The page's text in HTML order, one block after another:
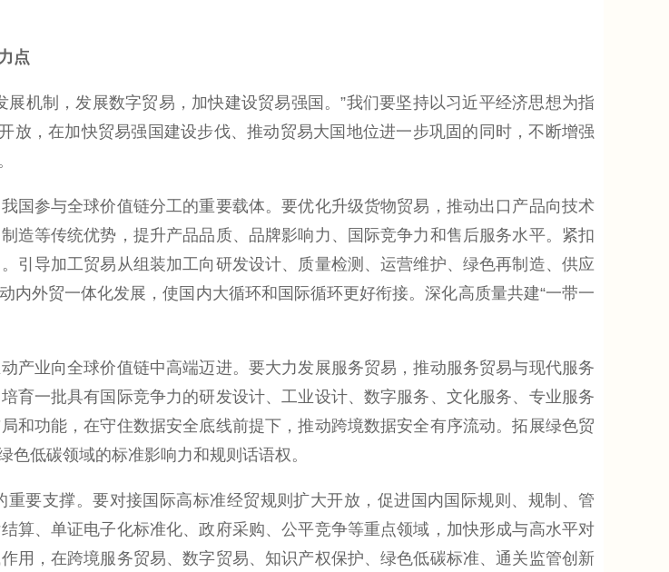
点
制，发展数字贸易，加快建设贸易强国。”我们要坚持以习近平经济思想为指
放，在加快贸易强国建设步伐、推动贸易大国地位进一步巩固的同时，不断增强
参与全球价值链分工的重要载体。要优化升级货物贸易，推动出口产品向技术
造等传统优势，提升产品品质、品牌影响力、国际竞争力和售后服务水平。紧扣
引导加工贸易从组装加工向研发设计、质量检测、运营维护、绿色再制造、供应
外贸一体化发展，使国内大循环和国际循环更好衔接。深化高质量共建“一带一
业向全球价值链中高端迈进。要大力发展服务贸易，推动服务贸易与现代服务
育一批具有国际竞争力的研发设计、工业设计、数字服务、文化服务、专业服务
和功能，在守住数据安全底线前提下，推动跨境数据安全有序流动。拓展绿色贸
低碳领域的标准影响力和规则话语权。
支撑。要对接国际高标准经贸规则扩大开放，促进国内国际规则、规制、管
算、单证电子化标准化、政府采购、公平竞争等重点领域，加快形成与高水平对
用，在跨境服务贸易、数字贸易、知识产权保护、绿色低碳标准、通关监管创新